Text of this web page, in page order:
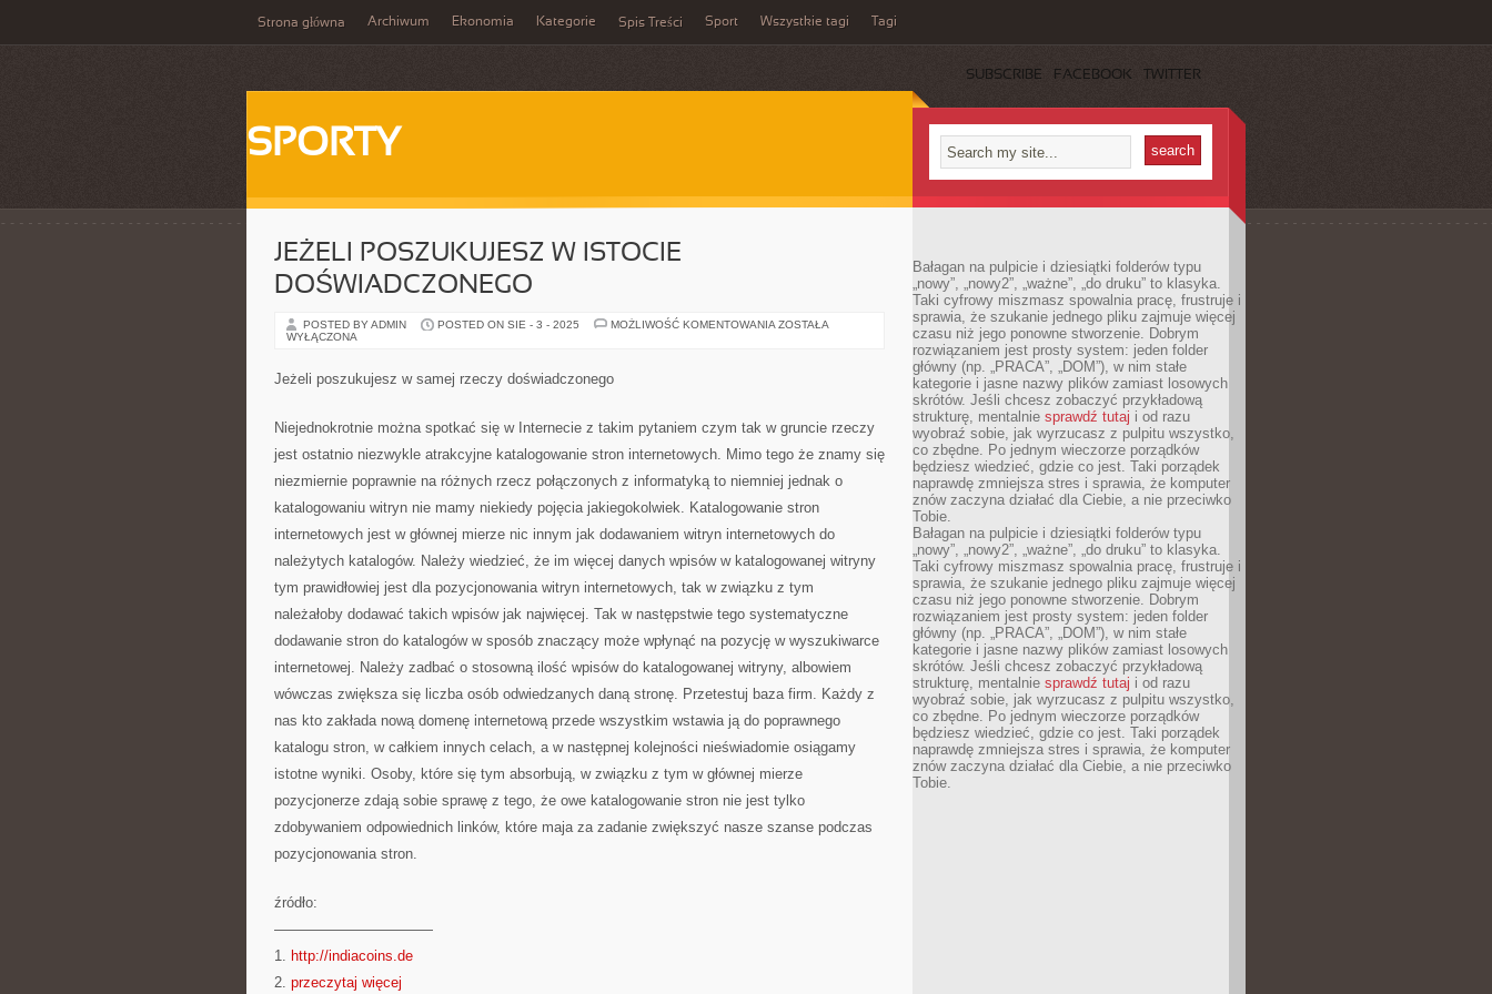
Strona główna Archiwum Ekonomia Kategorie Spis Treści Sport Wszystkie tagi Tagi
SUBSCRIBE FACEBOOK TWITTER
SPORTY
JEŻELI POSZUKUJESZ W ISTOCIE
DOŚWIADCZONEGO
POSTED BY ADMIN POSTED ON SIE - 3 - 2025 MOŻLIWOŚĆ KOMENTOWANIA JEŻELI
ZOSTAŁA
WYŁĄCZONA
Jeżeli poszukujesz w samej rzeczy doświadczonego
Niejednokrotnie można spotkać się w Internecie z takim pytaniem czym tak w gruncie rzeczy
jest ostatnio niezwykle atrakcyjne katalogowanie stron internetowych. Mimo tego że znamy się
niezmiernie poprawnie na różnych rzecz połączonych z informatyką to niemniej jednak o
katalogowaniu witryn nie mamy niekiedy pojęcia jakiegokolwiek. Katalogowanie stron
internetowych jest w głównej mierze nic innym jak dodawaniem witryn internetowych do
należytych katalogów. Należy wiedzieć, że im więcej danych wpisów w katalogowanej witryny
tym prawidłowiej jest dla pozycjonowania witryn internetowych, tak w związku z tym
należałoby dodawać takich wpisów jak najwięcej. Tak w następstwie tego systematyczne
dodawanie stron do katalogów w sposób znaczący może wpłynąć na pozycję w wyszukiwarce
internetowej. Należy zadbać o stosowną ilość wpisów do katalogowanej witryny, albowiem
wówczas zwiększa się liczba osób odwiedzanych daną stronę. Przetestuj baza firm. Każdy z
nas kto zakłada nową domenę internetową przede wszystkim wstawia ją do poprawnego
katalogu stron, w całkiem innych celach, a w następnej kolejności nieświadomie osiągamy
istotne wyniki. Osoby, które się tym absorbują, w związku z tym w głównej mierze
pozycjonerze zdają sobie sprawę z tego, że owe katalogowanie stron nie jest tylko
zdobywaniem odpowiednich linków, które maja za zadanie zwiększyć nasze szanse podczas
pozycjonowania stron.
źródło:
———————————
1. http://indiacoins.de
2. przeczytaj więcej
Bałagan na pulpicie i dziesiątki folderów typu
„nowy”, „nowy2”, „ważne”, „do druku” to klasyka.
Taki cyfrowy miszmasz spowalnia pracę, frustruje i
sprawia, że szukanie jednego pliku zajmuje więcej
czasu niż jego ponowne stworzenie. Dobrym
rozwiązaniem jest prosty system: jeden folder
główny (np. „PRACA”, „DOM”), w nim stałe
kategorie i jasne nazwy plików zamiast losowych
skrótów. Jeśli chcesz zobaczyć przykładową
strukturę, mentalnie sprawdź tutaj i od razu
wyobraź sobie, jak wyrzucasz z pulpitu wszystko,
co zbędne. Po jednym wieczorze porządków
będziesz wiedzieć, gdzie co jest. Taki porządek
naprawdę zmniejsza stres i sprawia, że komputer
znów zaczyna działać dla Ciebie, a nie przeciwko
Tobie.
Bałagan na pulpicie i dziesiątki folderów typu
„nowy”, „nowy2”, „ważne”, „do druku” to klasyka.
Taki cyfrowy miszmasz spowalnia pracę, frustruje i
sprawia, że szukanie jednego pliku zajmuje więcej
czasu niż jego ponowne stworzenie. Dobrym
rozwiązaniem jest prosty system: jeden folder
główny (np. „PRACA”, „DOM”), w nim stałe
kategorie i jasne nazwy plików zamiast losowych
skrótów. Jeśli chcesz zobaczyć przykładową
strukturę, mentalnie sprawdź tutaj i od razu
wyobraź sobie, jak wyrzucasz z pulpitu wszystko,
co zbędne. Po jednym wieczorze porządków
będziesz wiedzieć, gdzie co jest. Taki porządek
naprawdę zmniejsza stres i sprawia, że komputer
znów zaczyna działać dla Ciebie, a nie przeciwko
Tobie.